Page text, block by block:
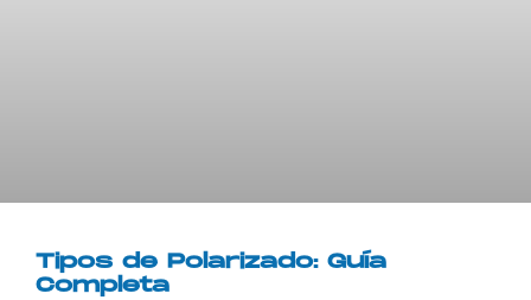
Tipos de Polarizado: Guía
Completa